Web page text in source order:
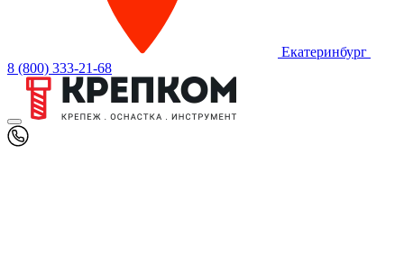
Екатеринбург
8 (800) 333-21-68